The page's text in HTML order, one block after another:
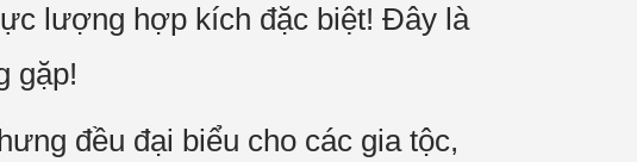
lượng hợp kích đặc biệt! Đây là
gặp!
đều đại biểu cho các gia tộc,